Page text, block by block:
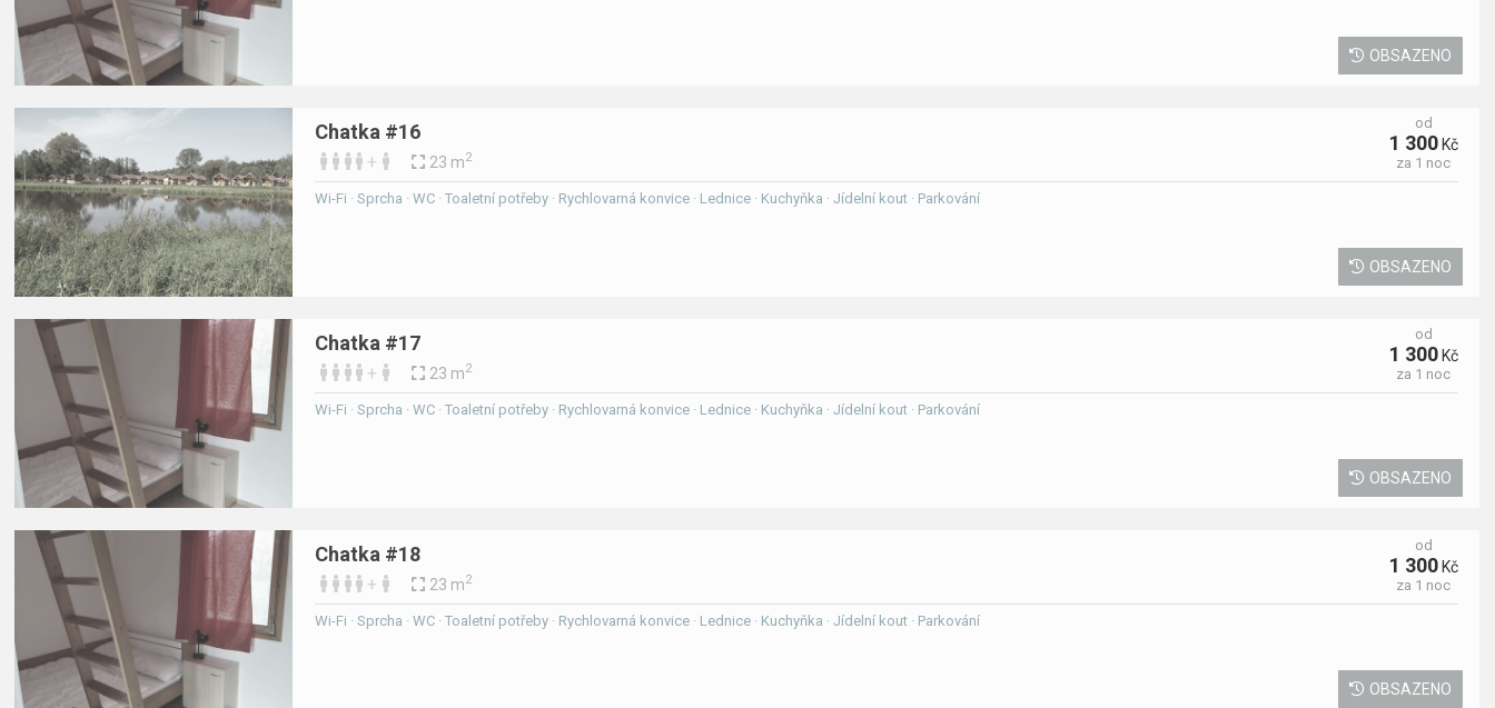
OBSAZENO
Chatka #16
+ 23 m2
od
1 300Kč
za 1 noc
Wi-Fi · Sprcha · WC · Toaletní potřeby · Rychlovarná konvice · Lednice · Kuchyňka · Jídelní kout · Parkování
OBSAZENO
Chatka #17
+ 23 m2
od
1 300Kč
za 1 noc
Wi-Fi · Sprcha · WC · Toaletní potřeby · Rychlovarná konvice · Lednice · Kuchyňka · Jídelní kout · Parkování
OBSAZENO
Chatka #18
+ 23 m2
od
1 300Kč
za 1 noc
Wi-Fi · Sprcha · WC · Toaletní potřeby · Rychlovarná konvice · Lednice · Kuchyňka · Jídelní kout · Parkování
OBSAZENO